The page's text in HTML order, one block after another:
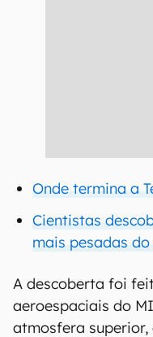
Onde termina a
Cientistas
mais pesadas
A descoberta foi
aeroespaciais do
atmosfera